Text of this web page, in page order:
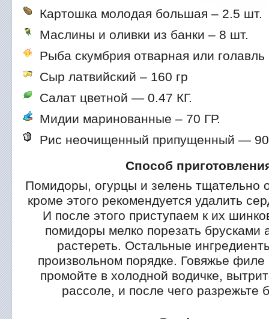
Картошка молодая большая – 2.5 шт.
Маслины и оливки из банки – 8 шт.
Рыба скумбрия отварная или
Сыр латвийский – 160 гр
Салат цветной — 0.47 КГ.
Мидии маринованные – 70 ГР.
Рис неочищенный припущенный —
Способ
Помидоры, огурцы и зелень тщательно
кроме этого рекомендуется удалить
И после этого приступаем к их
помидоры мелко порезать брусками
растереть. Остальные
произвольном порядке. Говяжье
промойте в холодной водичке,
рассоле, и после чего разрежьте